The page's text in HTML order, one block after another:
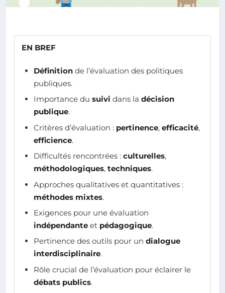
EN BREF
Définition de l’évaluation des politiques
publiques.
Importance du suivi dans la décision
publique.
Critères d’évaluation : pertinence, efficacité,
efficience.
Difficultés rencontrées : culturelles,
méthodologiques, techniques.
Approches qualitatives et quantitatives :
méthodes mixtes.
Exigences pour une évaluation
indépendante et pédagogique.
Pertinence des outils pour un dialogue
interdisciplinaire.
Rôle crucial de l’évaluation pour éclairer le
débats publics.